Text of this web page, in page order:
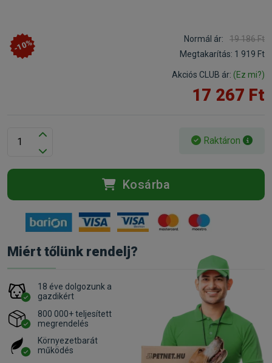
-10% Normál ár:
19 186 Ft
Megtakarítás: 1 919 Ft
Akciós CLUB ár: (Ez mi?)
17 267 Ft
Raktáron
Kosárba
Miért tőlünk rendelj?
18 éve dolgozunk a
gazdikért
800 000+ teljesített
megrendelés
Környezetbarát
működés